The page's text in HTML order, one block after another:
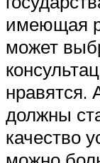
имеющая
может
нравятся.
должны
качество